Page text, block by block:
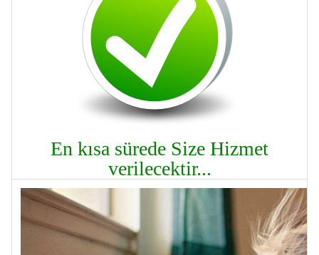
En kısa sürede Size Hizmet
verilecektir...